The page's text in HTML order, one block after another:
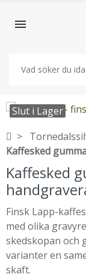
Slut i Lager
Kaffesked
Kaffesked
Finsk Lapp-
med olika
skedskopan och
varianter en
skaft.